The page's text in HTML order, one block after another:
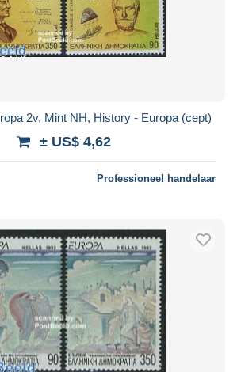
2v, Mint NH, History - Europa (cept)
± US$ 4,62
Professioneel handelaar